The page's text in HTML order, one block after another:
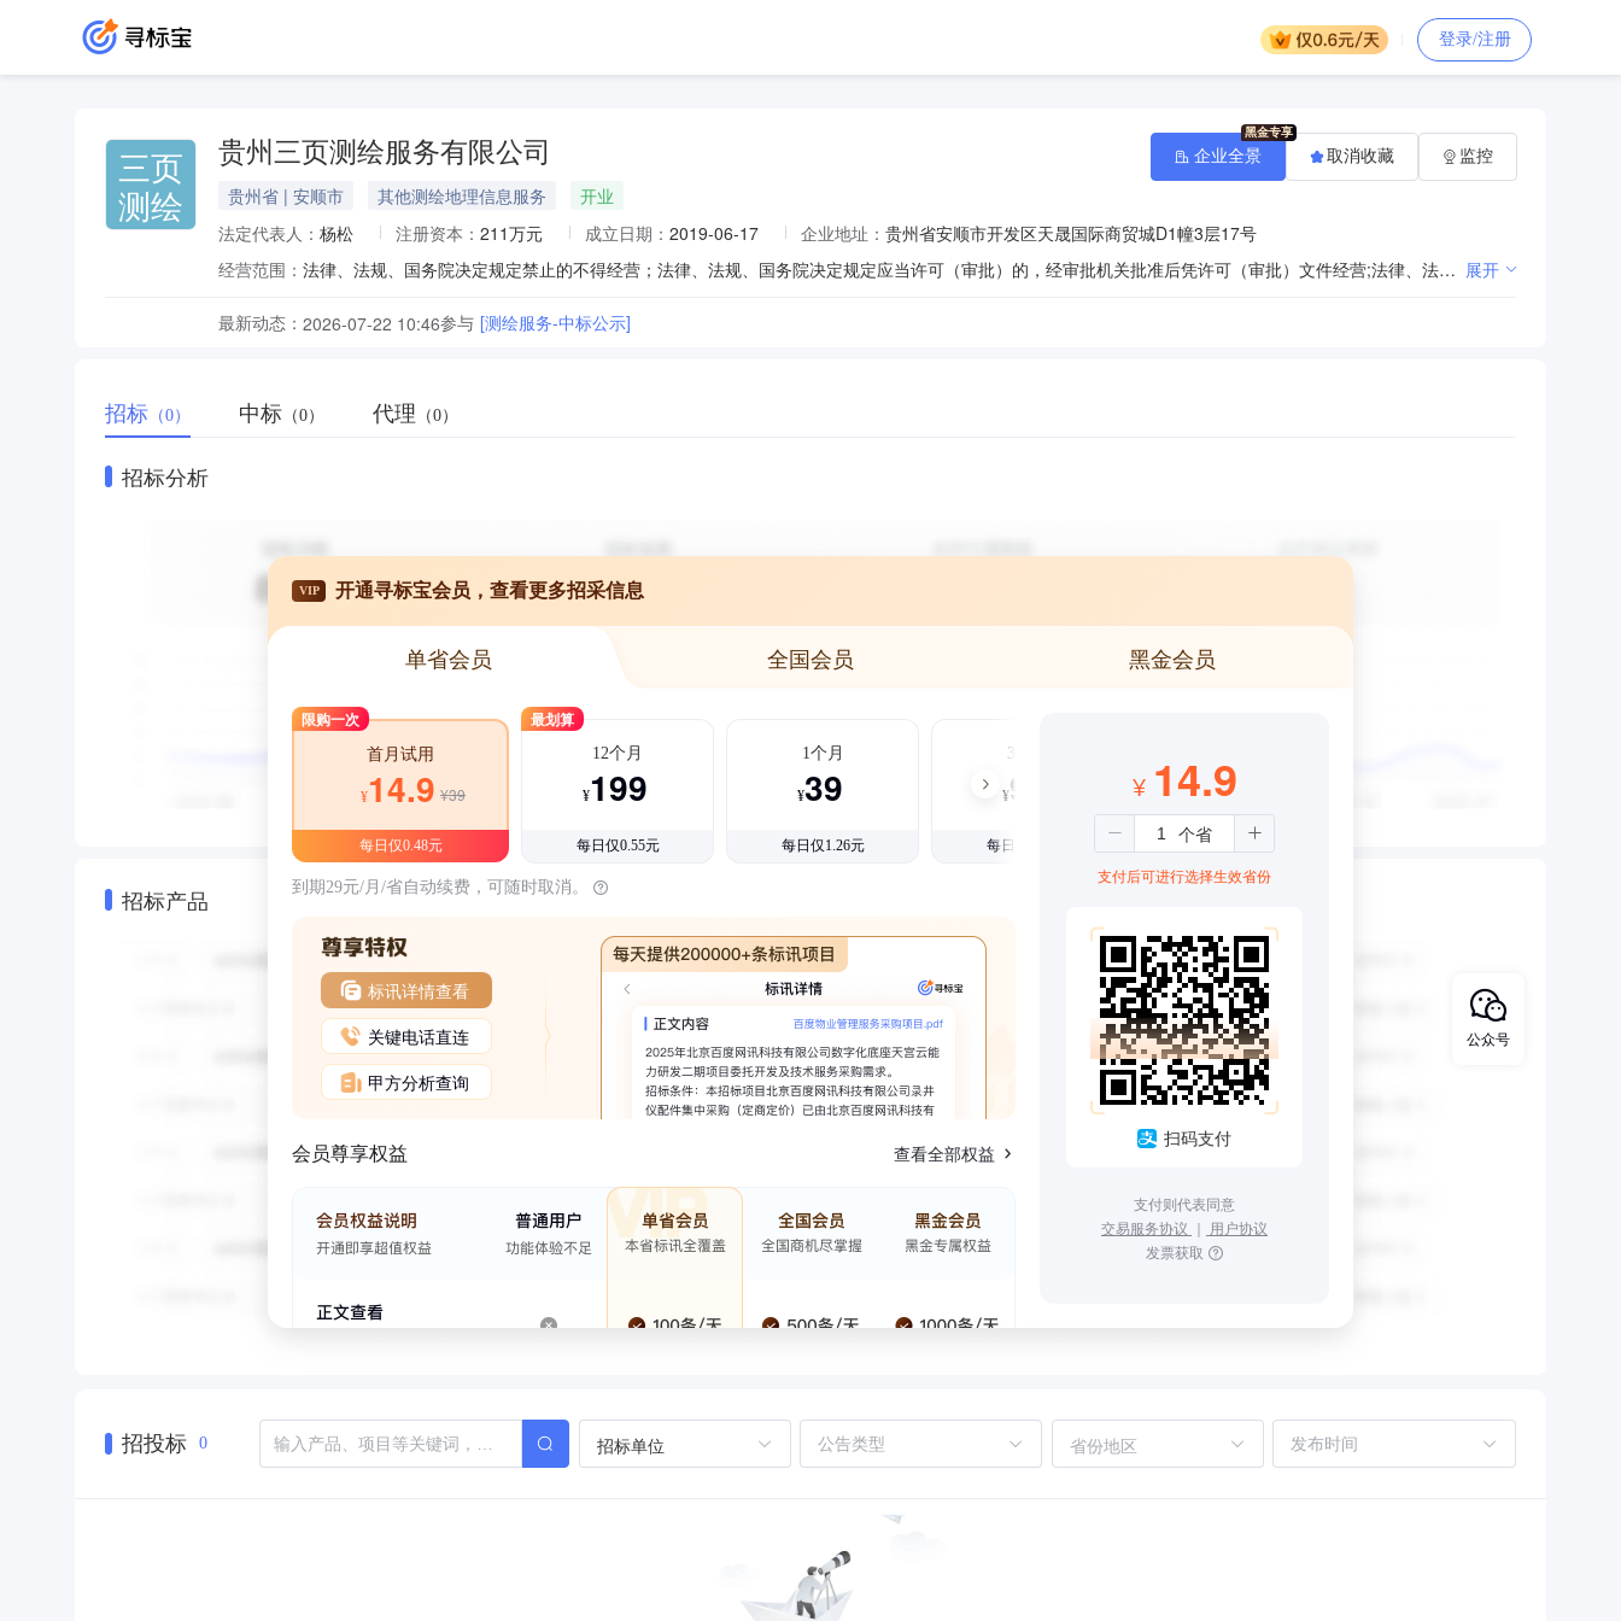
登录/注册
三页
测绘
贵州三页测绘服务有限公司
贵州省 | 安顺市 其他测绘地理信息服务
开业
法定代表人： 杨松 注册资本： 211万元 成立日期： 2019-06-17 企业地址： 贵州省安顺市开发区天晟国际商贸城D1幢3层17号
经营范围：
法律、法规、国务院决定规定禁止的不得经营；法律、法规、国务院决定规定应当许可（审批）的，经审批机关批准后凭许可（审批）文件经营;法律、法规、国务院决定规定无需许可（审批）的，市场主体自主选择经营。（许可项目：测绘服务。（依法须经批准的项目，经相关部门批准后方可开展经营活动，具体经营项目以相关部门批准文件或许可证件为准）一般项目：绘图、计算及测量仪器销售；软件开发；导航、测绘、气象及海洋专用仪器销售；地理遥感信息服务；工程技术服务（规划管理、勘察、设计、监理除外）；房地产咨询；信息咨询服务（不含许可类信息咨询服务）；房屋拆迁服务；工程造价咨询业务；信息技术咨询服务；技术服务、技术开发、技术咨询、技术交流、技术转让、技术推广；社会稳定风险评估；不动产登记代理服务；土地整治服务；打字复印；数据处理和存储支持服务；信息系统集成服务；数字内容制作服务（不含出版发行）；承接档案服务外包；规划设计管理；土地调查评估服务；生态恢复及生态保护服务；地质灾害治理服务；地质勘查技术服务；基础地质勘查；矿产资源储量估算和报告编制服务。（除依法须经批准的项目外，凭营业执照依法自主开展经营活动）） 展开
最新动态： 2026-07-22 10:46参与 [测绘服务-中标公示]
企业全景 取消收藏 监控
招标 （0） 中标 （0） 代理 （0）
招标分析
招标产品
VIP 开通寻标宝会员，查看更多招采信息
单省会员 全国会员 黑金会员
限购一次
首月试用
¥14.9 ¥39
每日仅0.48元
最划算
12个月
¥199
每日仅0.55元
1个月
¥39
每日仅1.26元
3个月
¥99
每日仅1.08元
到期29元/月/省自动续费，可随时取消。
标讯详情查看
关键电话直连
甲方分析查询
会员尊享权益 查看全部权益
¥ 14.9
支付后可进行选择生效省份
扫码支付
支付则代表同意
交易服务协议 ｜ 用户协议
发票获取
招投标 0 招标单位 省份地区
公众号